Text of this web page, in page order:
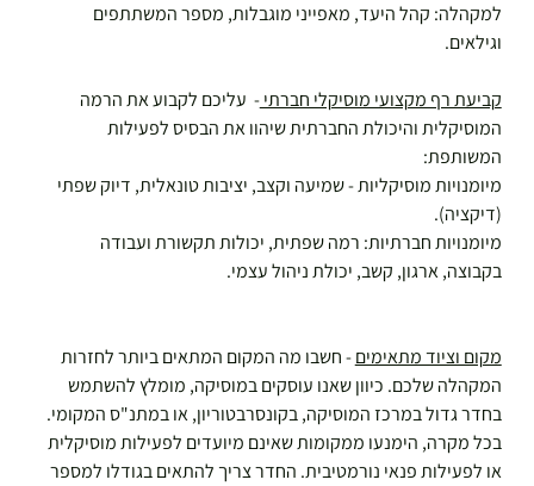
למקהלה: קהל היעד, מאפייני מוגבלות, מספר המשתתפים
וגילאים.
קביעת רף מקצועי מוסיקלי חברתי -  עליכם לקבוע את הרמה
המוסיקלית והיכולת החברתית שיהוו את הבסיס לפעילות
המשותפת:
​מיומנויות מוסיקליות - שמיעה וקצב, יציבות טונאלית, דיוק שפתי
(דיקציה).
מיומנויות חברתיות: רמה שפתית, יכולות תקשורת ועבודה
בקבוצה, ארגון, קשב, יכולת ניהול עצמי. ​
מקום וציוד מתאימים - חשבו מה המקום המתאים ביותר לחזרות
המקהלה שלכם. כיוון שאנו עוסקים במוסיקה, מומלץ להשתמש
בחדר גדול במרכז המוסיקה, בקונסרבטוריון, או במתנ"ס המקומי.
בכל מקרה, הימנעו ממקומות שאינם מיועדים לפעילות מוסיקלית
או לפעילות פנאי נורמטיבית. החדר צריך להתאים בגודלו למספר